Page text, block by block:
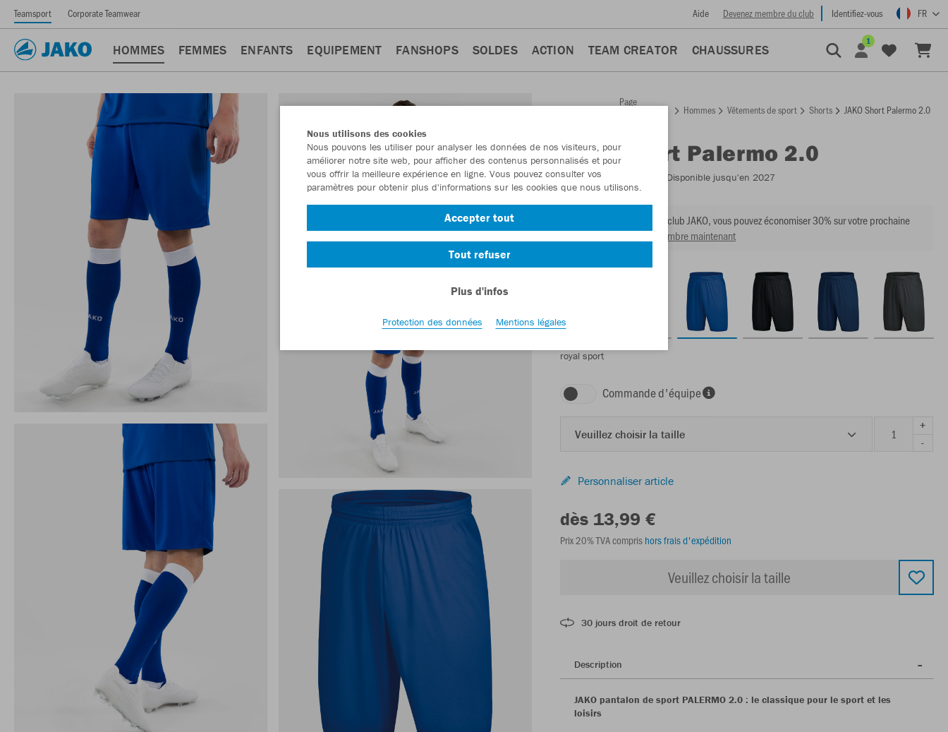
Teamsport Corporate Teamwear Aide Devenez membre du club Identifiez-vous FR
HOMMES FEMMES ENFANTS EQUIPEMENT FANSHOPS SOLDES ACTION TEAM CREATOR CHAUSSURES
1
Retour
Page
Hommes Vêtements de sport Shorts JAKO Short Palermo 2.0
JAKO Short Palermo 2.0
Numéro d’article: - Disponible jusqu'en 2027
En tant que membre du club JAKO, vous pouvez économiser 30% sur votre prochaine
commande.Devenir membre maintenant
royal sport
Commande d'équipe
Veuillez choisir la taille
+
-
Personnaliser article
dès 13,99 €
Prix 20% TVA compris hors frais d'expédition
Veuillez choisir la taille
30 jours droit de retour
Description
JAKO pantalon de sport PALERMO 2.0 : le classique pour le sport et les
loisirs
Nous utilisons des cookies
Nous pouvons les utiliser pour analyser les données de nos visiteurs, pour
améliorer notre site web, pour afficher des contenus personnalisés et pour
vous offrir la meilleure expérience en ligne. Vous pouvez consulter vos
paramètres pour obtenir plus d'informations sur les cookies que nous utilisons.
Accepter tout
Tout refuser
Plus d'infos
Protection des données Mentions légales